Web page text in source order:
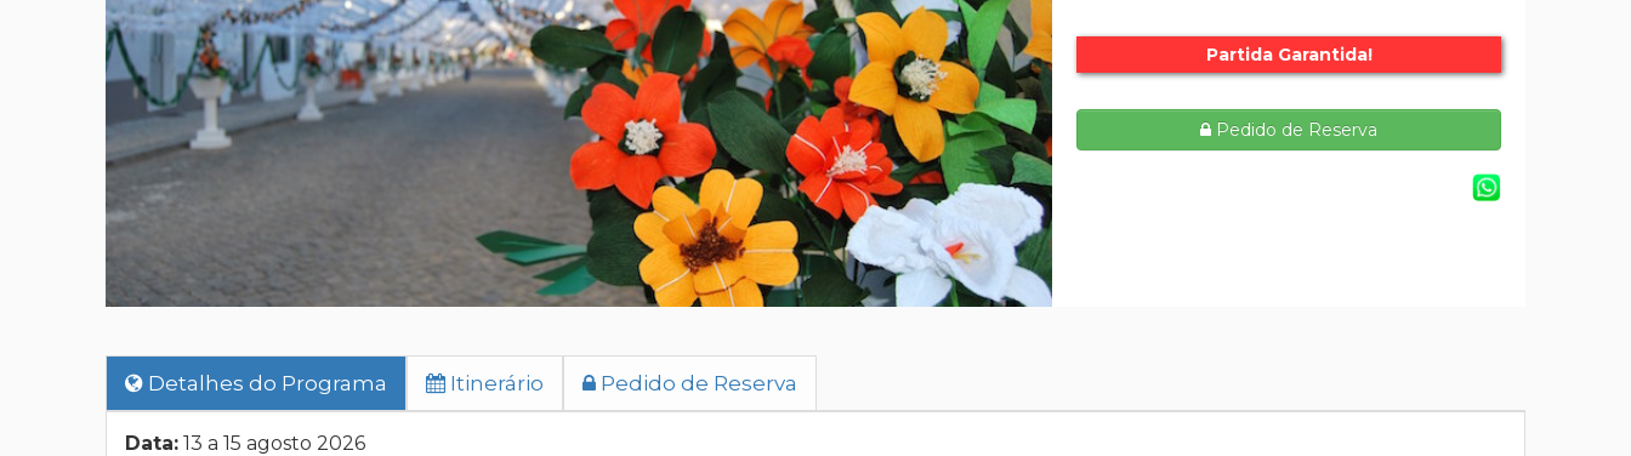
Partida Garantida!
Pedido de Reserva
Detalhes do Programa Itinerário Pedido de Reserva
Data: 13 a 15 agosto 2026